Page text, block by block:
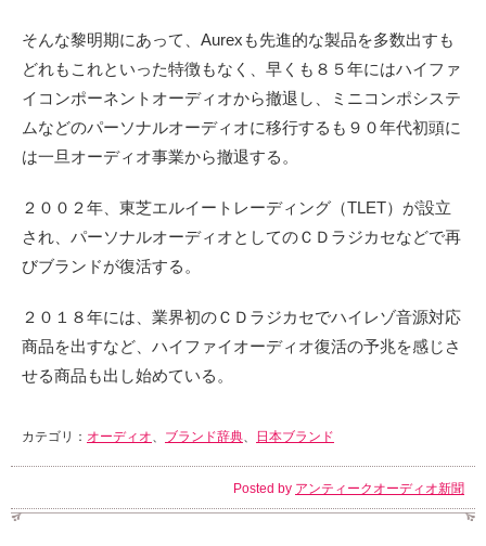
そんな黎明期にあって、Aurexも先進的な製品を多数出すも
どれもこれといった特徴もなく、早くも８５年にはハイファ
イコンポーネントオーディオから撤退し、ミニコンポシステ
ムなどのパーソナルオーディオに移行するも９０年代初頭に
は一旦オーディオ事業から撤退する。
２００２年、東芝エルイートレーディング（TLET）が設立
され、パーソナルオーディオとしてのＣＤラジカセなどで再
びブランドが復活する。
２０１８年には、業界初のＣＤラジカセでハイレゾ音源対応
商品を出すなど、ハイファイオーディオ復活の予兆を感じさ
せる商品も出し始めている。
カテゴリ： オーディオ、 ブランド辞典、 日本ブランド
Posted by アンティークオーディオ新聞